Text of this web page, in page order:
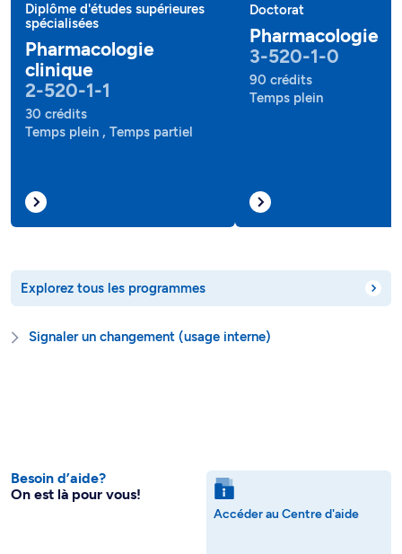
Diplôme d'études supérieures
spécialisées
Pharmacologie
clinique
2-520-1-1
30 crédits
Temps plein , Temps partiel
Doctorat
Pharmacologie
3-520-1-0
90 crédits
Temps plein
Explorez tous les programmes
Signaler un changement (usage interne)
Besoin d’aide?
On est là pour vous!
Accéder au Centre d'aide